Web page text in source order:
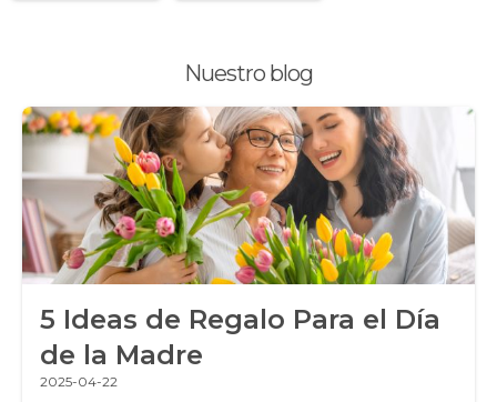
Nuestro blog
5 Ideas de Regalo Para el Día
de la Madre
2025-04-22
Promociones y Ofertas
Ramos de Flores
Ramos de Novia
Ramos de Rosas
Regalos a Domicilio
Regalos para Hombres
Regalos para niños